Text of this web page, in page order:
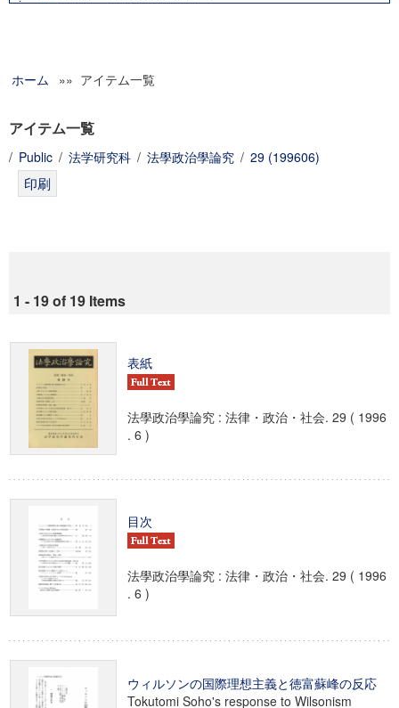
グローバルリサーチインスティテュート
科学研究費補助金研究成果報告書
慶應義塾大学グローバルCOEプログラム市民社会ガバナンス
ホーム »» アイテム一覧
アイテム一覧
/ Public / 法学研究科 / 法學政治學論究 / 29 (199606)
1 - 19 of 19 Items
表紙
法學政治學論究 : 法律・政治・社会. 29 ( 1996
. 6 )
目次
法學政治學論究 : 法律・政治・社会. 29 ( 1996
. 6 )
ウィルソンの国際理想主義と徳富蘇峰の反応
Tokutomi Soho's response to Wilsonism